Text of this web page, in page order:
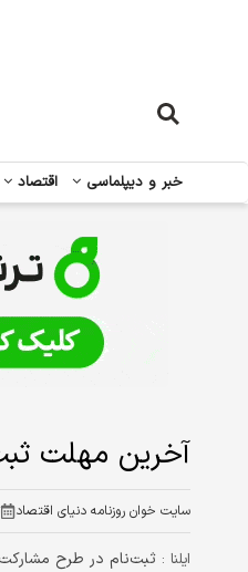
خبر و دیپلماسی اقتصاد
آخرین مهلت
سایت خوان روزنامه دنیای اقتصاد
ایلنا : ثبت‌نام در طرح مشارکت در تولید